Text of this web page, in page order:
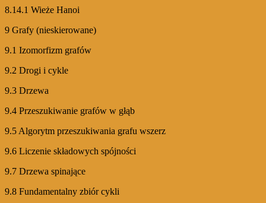
8.14.1 Wieże Hanoi
9 Grafy (nieskierowane)
9.1 Izomorfizm grafów
9.2 Drogi i cykle
9.3 Drzewa
9.4 Przeszukiwanie grafów w głąb
9.5 Algorytm przeszukiwania grafu wszerz
9.6 Liczenie składowych spójności
9.7 Drzewa spinające
9.8 Fundamentalny zbiór cykli